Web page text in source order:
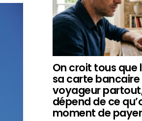
On croit tous que
sa carte bancaire
voyageur
dépend de ce
moment de payer